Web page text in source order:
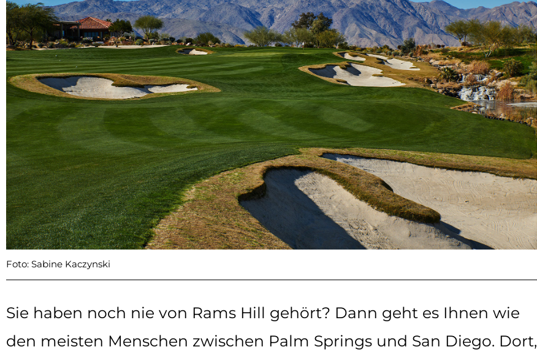
Foto: Sabine Kaczynski
Sie haben noch nie von Rams Hill gehört? Dann geht es Ihnen wie
den meisten Menschen zwischen Palm Springs und San Diego. Dort,